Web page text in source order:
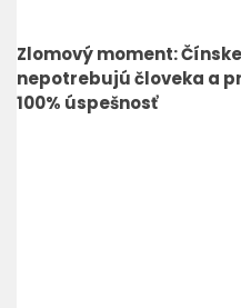
Zlomový moment:
nepotrebujú človeka a
100% úspešnosť